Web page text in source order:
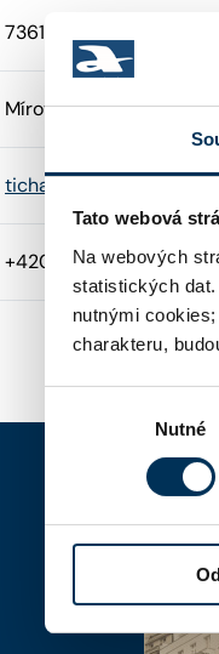
Tato webová
Na webových
statistických
nutnými
charakteru,
souhlasu
Nutné
73611166
Mírové náměstí 103/27
ticha@madarova.cz
+420602151599